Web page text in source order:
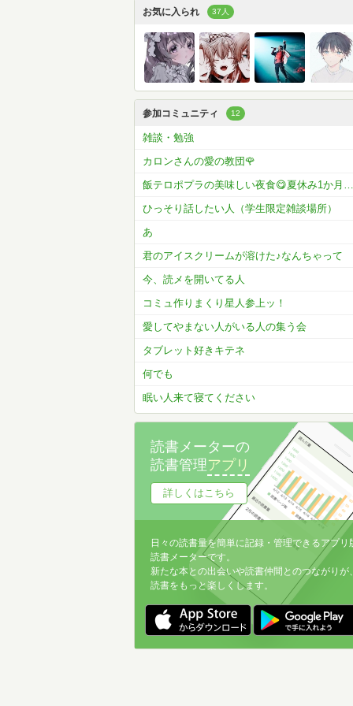
お気に入られ 37人
参加コミュニティ 12
雑談・勉強
カロンさんの愛の教団🌹
飯テロポプラの美味しい夜食😋夏休み1か月コメラン開催中！✨
ひっそり話したい人（学生限定雑談場所）
あ
君のアイスクリームが溶けた♪なんちゃって
今、読メを開いてる人
コミュ作りまくり星人参上ッ！
愛してやまない人がいる人の集う会
タブレット好きキテネ
何でも
眠い人来て寝てください
読書メーターの
読書管理アプリ
詳しくはこちら
日々の読書量を簡単に記録・管理できるアプリ
読書メーターです。
新たな本との出会いや読書仲間とのつながりが
読書をもっと楽しくします。